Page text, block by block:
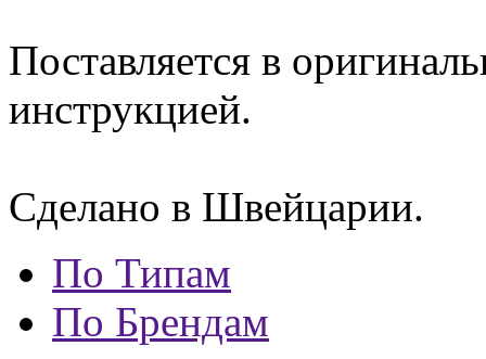
Поставляется в
инструкцией.
Сделано в Швейцарии.
По Типам
По Брендам